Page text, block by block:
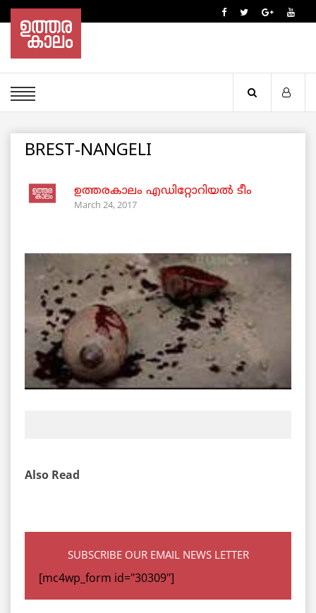
BREST-NANGELI
ഉത്തരകാലം എഡിറ്റോറിയല്‍ ടീം
March 24, 2017
Also Read
SUBSCRIBE OUR EMAIL NEWS LETTER
[mc4wp_form id="30309"]